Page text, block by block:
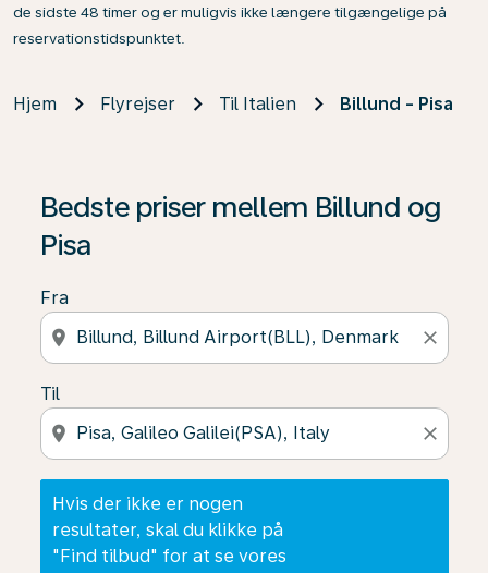
de sidste 48 timer og er muligvis ikke længere tilgængelige på
reservationstidspunktet.
Hjem Flyrejser Til Italien Billund - Pisa
Bedste priser mellem Billund og
Pisa
Fra
location_on close
Til
location_on close
Hvis der ikke er nogen
resultater, skal du klikke på
"Find tilbud" for at se vores
Hvis der ikke er nogen resultater, skal du klikke på